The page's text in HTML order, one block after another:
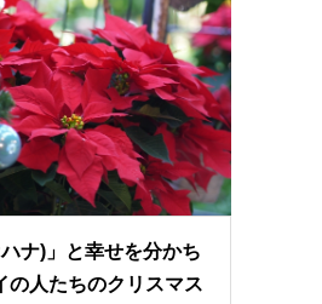
ハナ)」と幸せを分かち
の人たちのクリスマス